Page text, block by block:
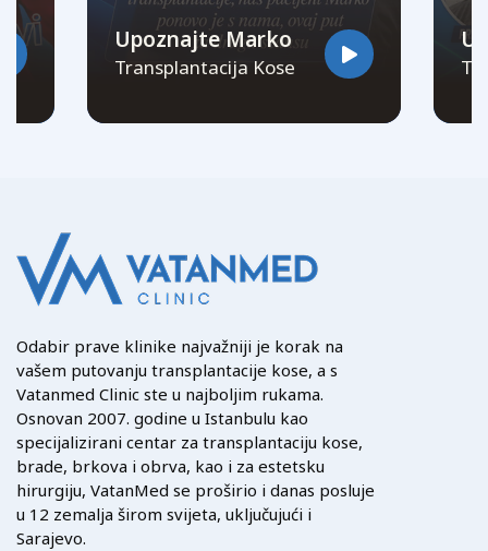
Upoznajte Marko
Transplantacija Kose
Odabir prave klinike najvažniji je korak na
vašem putovanju transplantacije kose, a s
Vatanmed Clinic ste u najboljim rukama.
Osnovan 2007. godine u Istanbulu kao
specijalizirani centar za transplantaciju kose,
brade, brkova i obrva, kao i za estetsku
hirurgiju, VatanMed se proširio i danas posluje
u 12 zemalja širom svijeta, uključujući i
Sarajevo.